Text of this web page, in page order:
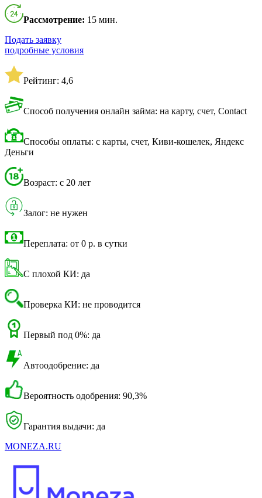
Рассмотрение: 15 мин.
Подать заявку
подробные условия
Рейтинг: 4,6
Способ получения онлайн займа: на карту, счет, Contact
Способы оплаты: с карты, счет, Киви-кошелек, Яндекс
Деньги
Возраст: с 20 лет
Залог: не нужен
Переплата: от 0 р. в сутки
С плохой КИ: да
Проверка КИ: не проводится
Первый под 0%: да
Автоодобрение: да
Вероятность одобрения: 90,3%
Гарантия выдачи: да
MONEZA.RU